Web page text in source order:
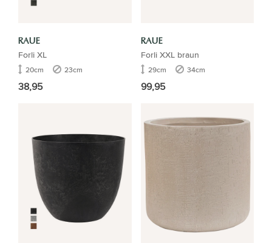
RAUE
Forli XL
20cm 23cm
38,95
RAUE
Forli XXL braun
29cm 34cm
99,95